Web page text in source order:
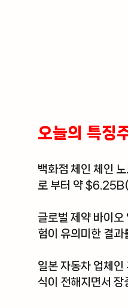
오늘의 특징
백화점 체인 체인
로 부터 약
글로벌 제약 바이오
험이 유의미한 결
일본 자동차 업체인
식이 전해지면서